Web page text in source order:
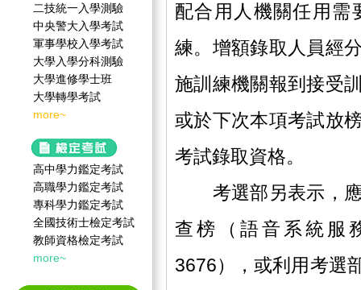
二技統一入學測驗
中央警大入學考試
軍事學校入學考試
大學入學分科測驗
大學進修學士班
大學轉學考試
more~
高中學力鑑定考試
高職學力鑑定考試
專科學力鑑定考試
全國技術士檢定考試
教師資格檢定考試
more~
配合用人機關任用需
練。增額錄取人員經
施訓練機關報到接受
或於下次本項考試放
考試錄取資格。
考選部另表示，應
查榜（語音系統服
3676），或利用考選